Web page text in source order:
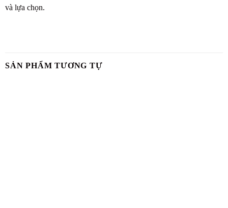
và lựa chọn.
SẢN PHẨM TƯƠNG TỰ